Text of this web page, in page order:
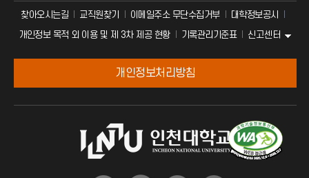
찾아오시는길 교직원찾기 이메일주소 무단수집거부
대학정보공시
개인정보 목적 외 이용 및 제 3차 제공 현황
기록관리기준표 신고센터
개인정보처리방침